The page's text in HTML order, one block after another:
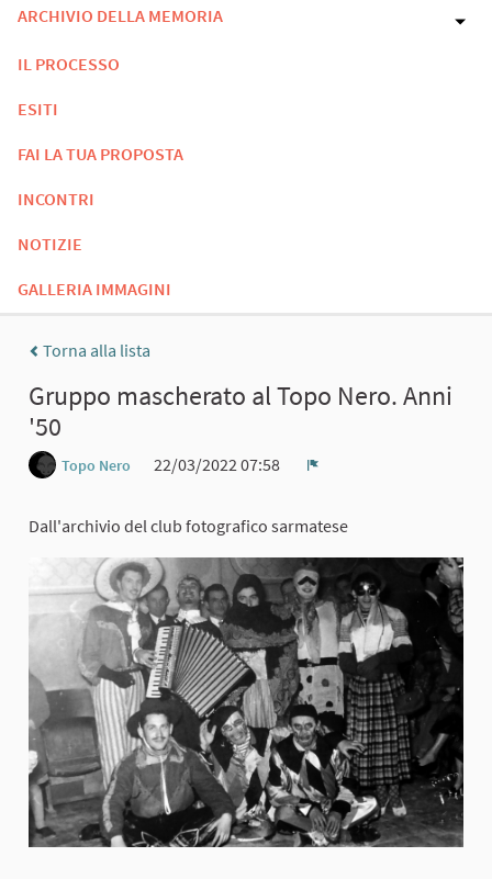
ARCHIVIO DELLA MEMORIA
IL PROCESSO
ESITI
FAI LA TUA PROPOSTA
INCONTRI
NOTIZIE
GALLERIA IMMAGINI
Torna alla lista
Gruppo mascherato al Topo Nero. Anni
'50
Topo Nero
22/03/2022 07:58
Dall'archivio del club fotografico sarmatese